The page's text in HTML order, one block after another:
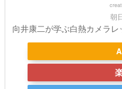
朝
向井康二が学ぶ白熱カメラ